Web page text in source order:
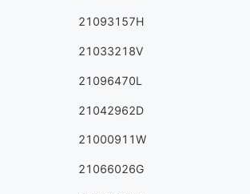
21093157H
21033218V
21096470L
21042962D
21000911W
21066026G